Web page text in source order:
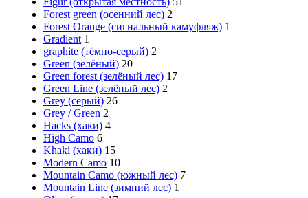
Forest green (осенний лес) 2
Forest Orange (сигнальный камуфляж) 1
Gradient 1
graphite (тёмно-серый) 2
Green (зелёный) 20
Green forest (зелёный лес) 17
Green Line (зелёный лес) 2
Grey (серый) 26
Grey / Green 2
Hacks (хаки) 4
High Camo 6
Khaki (хаки) 15
Modern Cаmo 10
Mountain Camo (южный лес) 7
Mountain Line (зимний лес) 1